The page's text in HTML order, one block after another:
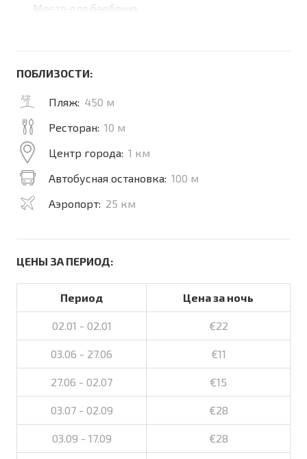
Место для барбекю
ПОБЛИЗОСТИ:
Пляж: 450 м
Ресторан: 10 м
Центр города: 1 км
Автобусная остановка: 100 м
Аэропорт: 25 км
ЦЕНЫ ЗА ПЕРИОД:
Период Цена за ночь
02.01 - 02.01 €22
03.06 - 27.06 €11
27.06 - 02.07 €15
03.07 - 02.09 €28
03.09 - 17.09 €28